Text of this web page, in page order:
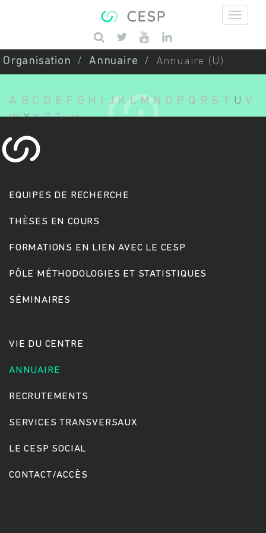
Saisissez vos mots-clés
Organisation Annuaire Annuaire (U)
A B C D E F G H J K L M N O P Q R S T U V
W X Y Z Tout
EQUIPES DE RECHERCHE
THÈSES EN COURS
FORMATIONS EN LIEN AVEC LE CESP
PÔLE MÉTHODOLOGIES ET STATISTIQUES
SÉMINAIRES
VIE DU CENTRE
ANNUAIRE
RECRUTEMENTS
SERVICES TRANSVERSAUX
LE CESP SOCIAL
CONTACT/ACCÈS